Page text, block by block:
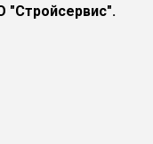
"Стройсервис".